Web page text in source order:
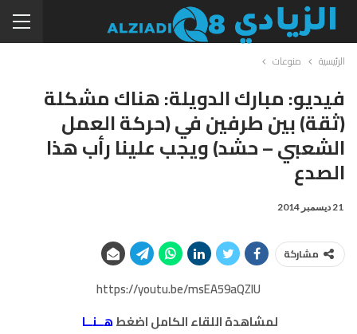
الرئيسية منوعات
فيديو: مبارك الدويلة: هناك مشكلة
(ثقة) بين طرفين في (حركة العمل
الشعبي – حشد) ويجب علينا رأب هذا
الصدع
21 ديسمبر 2014
مشاركة
https://youtu.be/msEA59aQZlU
لمشاهدة اللقاء الكامل اضغطهــنــا